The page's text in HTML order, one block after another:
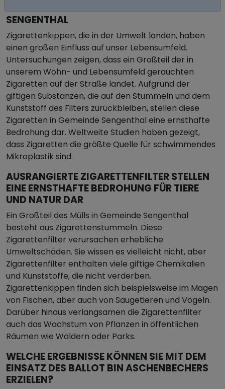
SENGENTHAL
Zigarettenkippen, die in der Umwelt landen, haben
einen großen Einfluss auf unser Lebensumfeld.
Untersuchungen zeigen, dass ein Großteil der in
unserem Wohn- und Lebensumfeld gerauchten
Zigaretten auf der Straße landet. Aufgrund der
giftigen Substanzen, die auf den Stummeln und dem
Kunststoff des Filters zurückbleiben, stellen diese
Zigaretten in Gemeinde Sengenthal eine ernsthafte
Bedrohung dar. Weltweite Studien haben gezeigt,
dass Zigaretten die größte Quelle für schwimmendes
Mikroplastik sind.
AUSRANGIERTE ZIGARETTENFILTER STELLEN
EINE ERNSTHAFTE BEDROHUNG FÜR TIERE
UND NATUR DAR
Ein Großteil des Mülls in Gemeinde Sengenthal
besteht aus Zigarettenstummeln. Diese
Zigarettenfilter verursachen erhebliche
Umweltschäden. Sie wissen es vielleicht nicht, aber
Zigarettenfilter enthalten viele giftige Chemikalien
und Kunststoffe, die nicht verderben.
Zigarettenkippen finden sich beispielsweise im Magen
von Fischen, aber auch von Säugetieren und Vögeln.
Darüber hinaus verlangsamen die Zigarettenfilter
auch das Wachstum von Pflanzen in öffentlichen
Räumen wie Wäldern oder Parks.
WELCHE ERGEBNISSE KÖNNEN SIE MIT DEM
EINSATZ DES BALLOT BIN ASCHENBECHERS
ERZIELEN?